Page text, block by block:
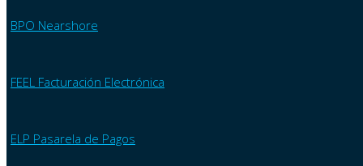
BPO Nearshore
FEEL Facturación Electrónica
ELP Pasarela de Pagos